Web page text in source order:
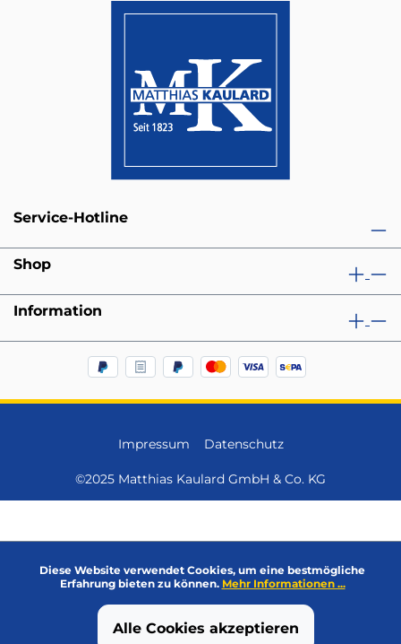
Service-Hotline
Shop
Information
Impressum Datenschutz
©2025 Matthias Kaulard GmbH & Co. KG
Diese Website verwendet Cookies, um eine bestmögliche
Erfahrung bieten zu können. Mehr Informationen ...
Alle Cookies akzeptieren